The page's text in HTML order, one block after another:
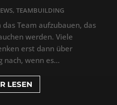
, TEAMBUILDING
Team aufzubauen, das
werden. Viele
erst dann über
nach, wenn es...
LESEN